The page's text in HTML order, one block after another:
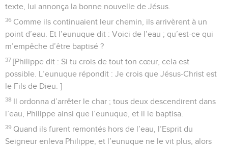
texte, lui annonça la bonne nouvelle de Jésus.
36 Comme ils continuaient leur chemin, ils arrivèrent à un
point d’eau. Et l’eunuque dit : Voici de l’eau ; qu’est-ce qui
m’empêche d’être baptisé ?
37 [Philippe dit : Si tu crois de tout ton cœur, cela est
possible. L’eunuque répondit : Je crois que Jésus-Christ est
le Fils de Dieu. ]
38 Il ordonna d’arrêter le char ; tous deux descendirent dans
l’eau, Philippe ainsi que l’eunuque, et il le baptisa.
39 Quand ils furent remontés hors de l’eau, l’Esprit du
Seigneur enleva Philippe, et l’eunuque ne le vit plus, alors